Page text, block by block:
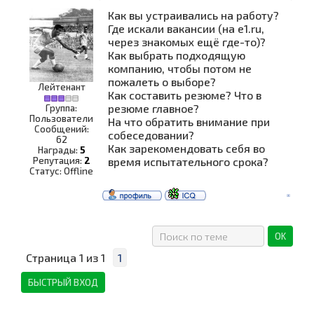
Лейтенант
Группа:
Пользователи
Сообщений:
62
Награды: 5
Репутация: 2
Статус: Offline
Как вы устраивались на работу?
Где искали вакансии (на e1.ru,
через знакомых ещё где-то)?
Как выбрать подходящую
компанию, чтобы потом не
пожалеть о выборе?
Как составить резюме? Что в
резюме главное?
На что обратить внимание при
собеседовании?
Как зарекомендовать себя во
время испытательного срока?
Страница 1 из 1 1